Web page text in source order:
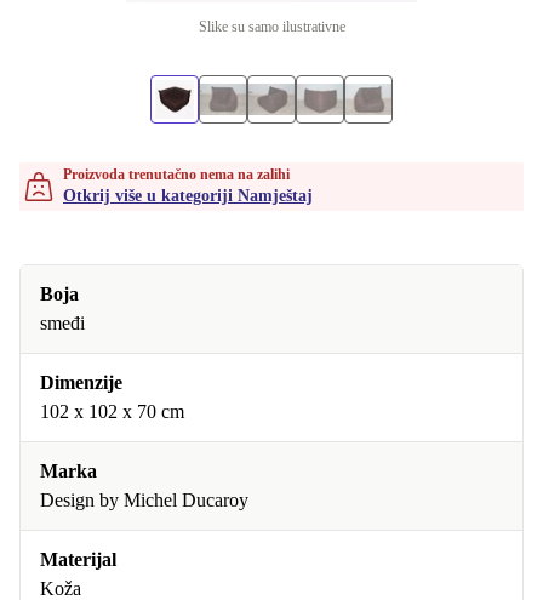
Slike su samo ilustrativne
Proizvoda trenutačno nema na zalihi
Otkrij više u kategoriji Namještaj
Boja
smeđi
Dimenzije
102 x 102 x 70 cm
Marka
Design by Michel Ducaroy
Materijal
Koža